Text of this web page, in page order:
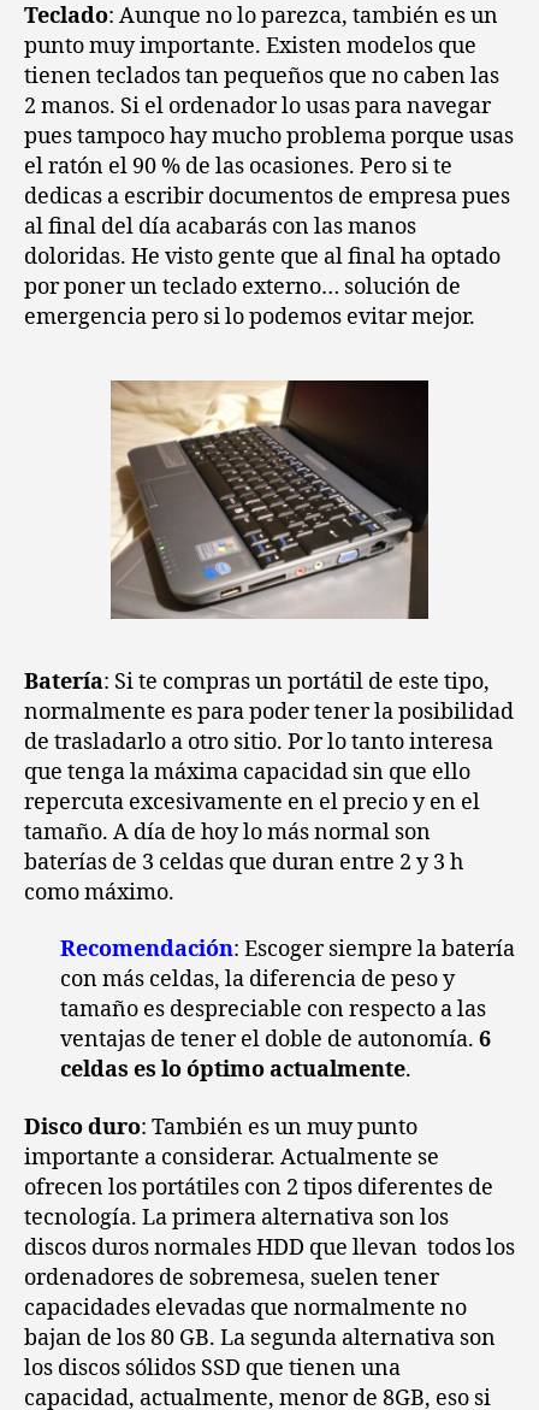
Teclado: Aunque no lo parezca, también es un
punto muy importante. Existen modelos que
tienen teclados tan pequeños que no caben las
2 manos. Si el ordenador lo usas para navegar
pues tampoco hay mucho problema porque usas
el ratón el 90 % de las ocasiones. Pero si te
dedicas a escribir documentos de empresa pues
al final del día acabarás con las manos
doloridas. He visto gente que al final ha optado
por poner un teclado externo… solución de
emergencia pero si lo podemos evitar mejor.
Batería: Si te compras un portátil de este tipo,
normalmente es para poder tener la posibilidad
de trasladarlo a otro sitio. Por lo tanto interesa
que tenga la máxima capacidad sin que ello
repercuta excesivamente en el precio y en el
tamaño. A día de hoy lo más normal son
baterías de 3 celdas que duran entre 2 y 3 h
como máximo.
Recomendación: Escoger siempre la batería
con más celdas, la diferencia de peso y
tamaño es despreciable con respecto a las
ventajas de tener el doble de autonomía. 6
celdas es lo óptimo actualmente.
Disco duro: También es un muy punto
importante a considerar. Actualmente se
ofrecen los portátiles con 2 tipos diferentes de
tecnología. La primera alternativa son los
discos duros normales HDD que llevan todos los
ordenadores de sobremesa, suelen tener
capacidades elevadas que normalmente no
bajan de los 80 GB. La segunda alternativa son
los discos sólidos SSD que tienen una
capacidad, actualmente, menor de 8GB, eso si